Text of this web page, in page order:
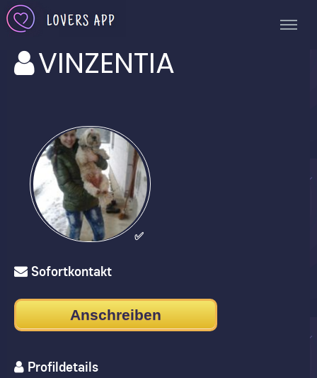
VINZENTIA
✅
Sofortkontakt
Anschreiben
Profildetails